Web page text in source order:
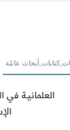
عامّة
العلمانيـة في